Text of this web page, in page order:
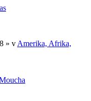
» v Amerika, Afrika,